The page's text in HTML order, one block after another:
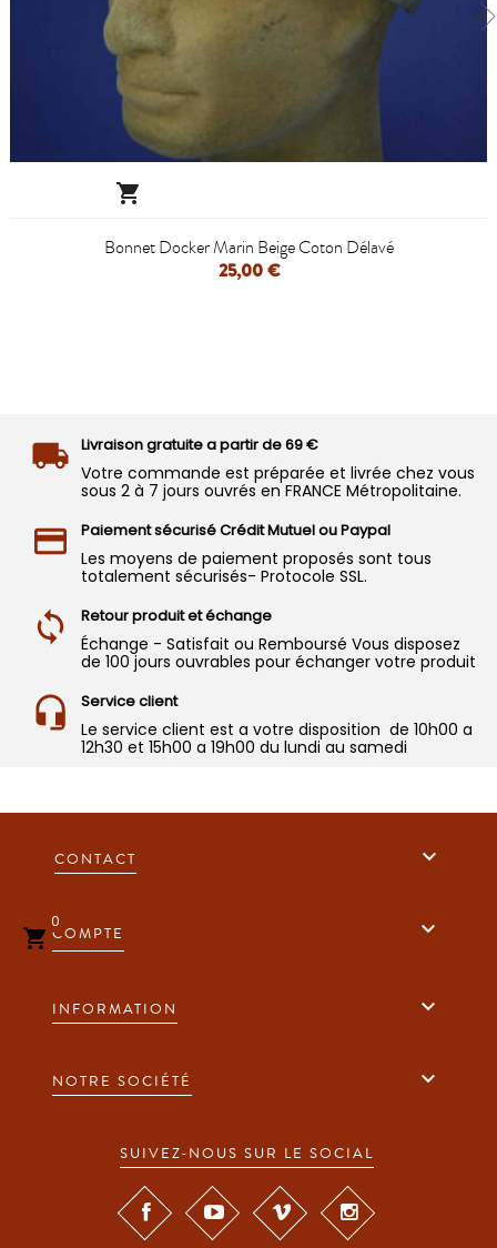

Bonnet Docker Marin Beige Coton Délavé
25,00 €
Livraison gratuite a partir de 69 €
Votre commande est préparée et livrée chez vous
sous 2 à 7 jours ouvrés en FRANCE Métropolitaine.
Paiement sécurisé Crédit Mutuel ou Paypal
Les moyens de paiement proposés sont tous
totalement sécurisés- Protocole SSL.
Retour produit et échange
Échange - Satisfait ou Remboursé Vous disposez
de 100 jours ouvrables pour échanger votre produit
Service client
Le service client est a votre disposition de 10h00 a
12h30 et 15h00 a 19h00 du lundi au samedi
CONTACT 
COMPTE 
INFORMATION 
NOTRE SOCIÉTÉ 
SUIVEZ-NOUS SUR LE SOCIAL

0